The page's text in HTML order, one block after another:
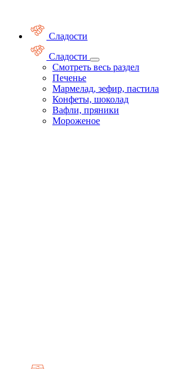
Сладости
Сладости
Смотреть весь раздел
Печенье
Мармелад, зефир, пастила
Конфеты, шоколад
Вафли, пряники
Мороженое